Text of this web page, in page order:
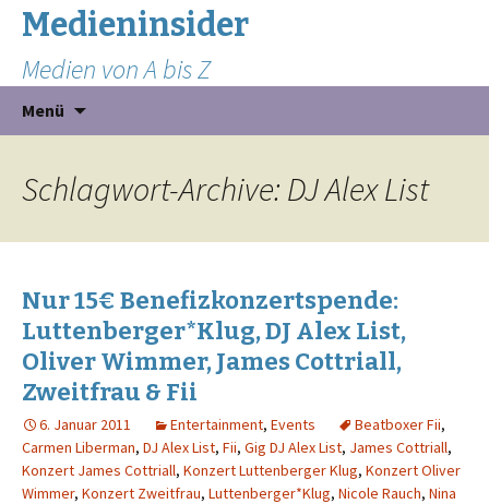
Medieninsider
Medien von A bis Z
Menü
Schlagwort-Archive: DJ Alex List
Nur 15€ Benefizkonzertspende:
Luttenberger*Klug, DJ Alex List,
Oliver Wimmer, James Cottriall,
Zweitfrau & Fii
6. Januar 2011 Entertainment, Events Beatboxer Fii,
Carmen Liberman, DJ Alex List, Fii, Gig DJ Alex List, James Cottriall,
Konzert James Cottriall, Konzert Luttenberger Klug, Konzert Oliver
Wimmer, Konzert Zweitfrau, Luttenberger*Klug, Nicole Rauch, Nina